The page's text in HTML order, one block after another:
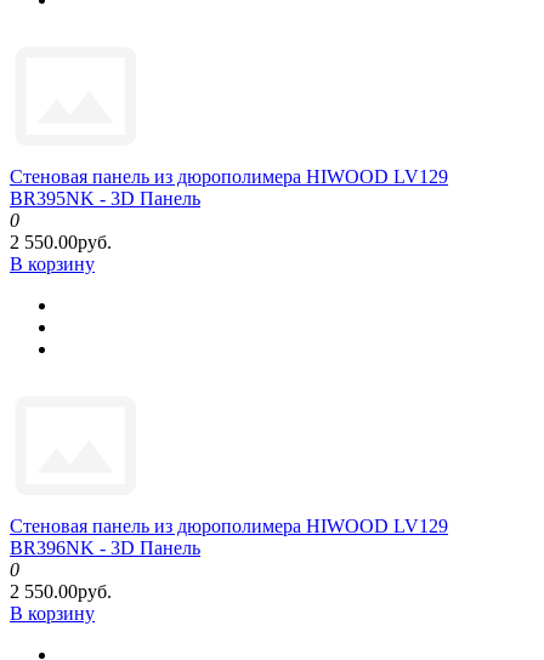
Стеновая панель из дюрополимера HIWOOD LV129
BR395NK - 3D Панель
0
2 550.00руб.
В корзину
Стеновая панель из дюрополимера HIWOOD LV129
BR396NK - 3D Панель
0
2 550.00руб.
В корзину